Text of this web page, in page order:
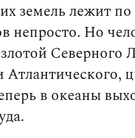
земель лежит
непросто. Но
Северного
в океаны